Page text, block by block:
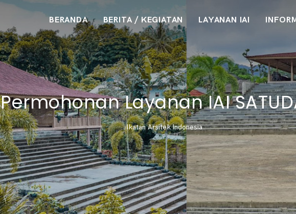
BERANDA BERITA / KEGIATAN LAYANAN IAI
Permohonan Layanan IAI
Ikatan Arsitek Indonesia